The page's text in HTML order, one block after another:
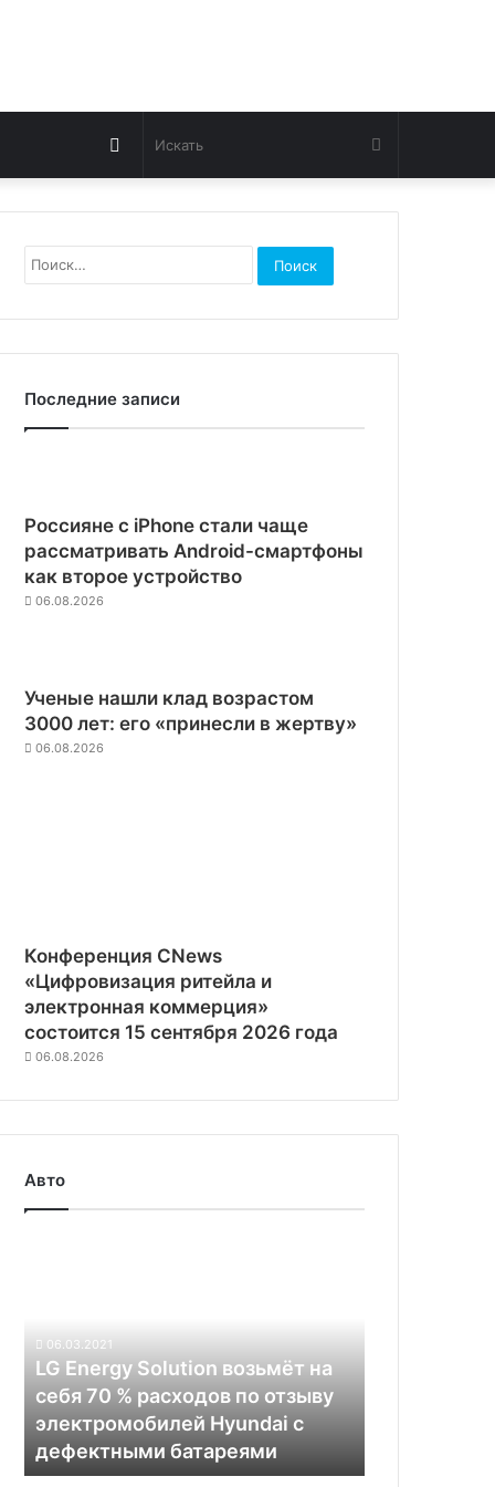
Искать
Switch
skin
Найти:
Последние записи
Россияне с iPhone стали чаще
рассматривать Android-смартфоны
как второе устройство
06.08.2026
Ученые нашли клад возрастом
3000 лет: его «принесли в жертву»
06.08.2026
Конференция CNews
«Цифровизация ритейла и
электронная коммерция»
состоится 15 сентября 2026 года
06.08.2026
Авто
себя
расходов
по
отзыву
06.03.2021
LG Energy Solution возьмёт на
себя 70 % расходов по отзыву
электромобилей Hyundai с
дефектными батареями